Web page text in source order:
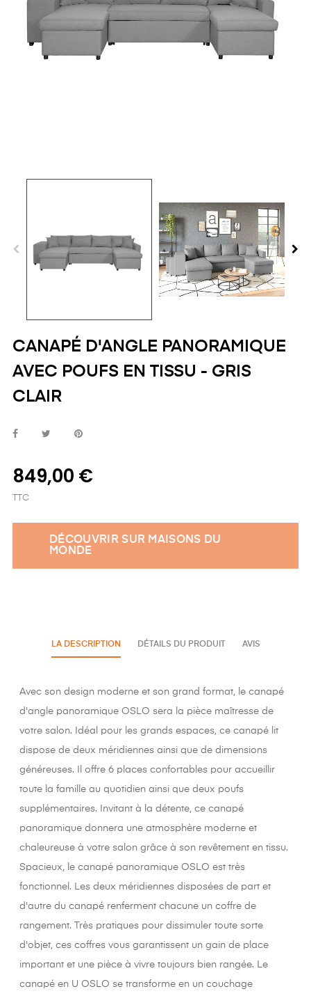
CANAPÉ D'ANGLE PANORAMIQUE
AVEC POUFS EN TISSU - GRIS
CLAIR
849,00 €
TTC
DÉCOUVRIR SUR MAISONS DU
MONDE
LA DESCRIPTION DÉTAILS DU PRODUIT AVIS
Avec son design moderne et son grand format, le canapé
d'angle panoramique OSLO sera la pièce maîtresse de
votre salon. Idéal pour les grands espaces, ce canapé lit
dispose de deux méridiennes ainsi que de dimensions
généreuses. Il offre 6 places confortables pour accueillir
toute la famille au quotidien ainsi que deux poufs
supplémentaires. Invitant à la détente, ce canapé
panoramique donnera une atmosphère moderne et
chaleureuse à votre salon grâce à son revêtement en tissu.
Spacieux, le canapé panoramique OSLO est très
fonctionnel. Les deux méridiennes disposées de part et
d'autre du canapé renferment chacune un coffre de
rangement. Très pratiques pour dissimuler toute sorte
d'objet, ces coffres vous garantissent un gain de place
important et une pièce à vivre toujours bien rangée. Le
canapé en U OSLO se transforme en un couchage